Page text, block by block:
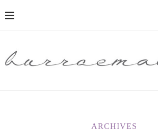
ARCHIVES